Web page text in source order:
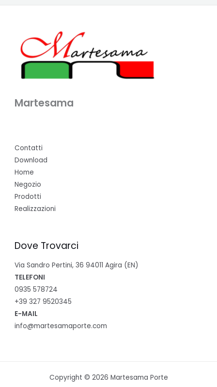
Martesama
Contatti
Download
Home
Negozio
Prodotti
Realizzazioni
Dove Trovarci
Via Sandro Pertini, 36 94011 Agira (EN)
TELEFONI
0935 578724
+39 327 9520345
E-MAIL
info@martesamaporte.com
Copyright © 2026 Martesama Porte